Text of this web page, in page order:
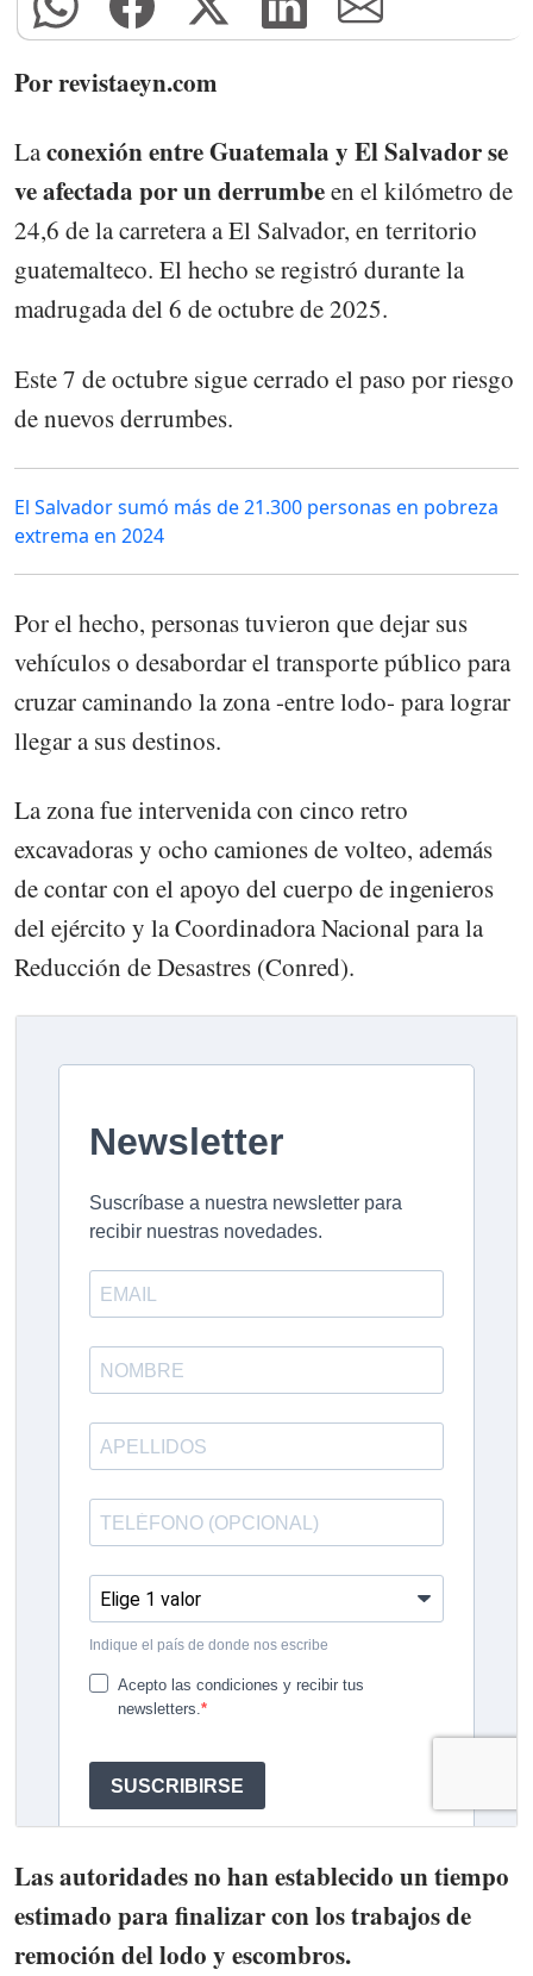
Por revistaeyn.com
Laconexión entre Guatemala y El Salvador se
ve afectada por un derrumbeen el kilómetro de
24,6 de la carretera a El Salvador, en territorio
guatemalteco. El hecho se registró durante la
madrugada del 6 de octubre de 2025.
Este 7 de octubre sigue cerrado el paso por riesgo
de nuevos derrumbes.
El Salvador sumó más de 21.300 personas en pobreza
extrema en 2024
Por el hecho, personas tuvieron que dejar sus
vehículos o desabordar el transporte público para
cruzar caminando la zona -entre lodo- para lograr
llegar a sus destinos.
La zona fue intervenida con cinco retro
excavadoras y ocho camiones de volteo, además
de contar con el apoyo del cuerpo de ingenieros
del ejército y la Coordinadora Nacional para la
Reducción de Desastres (Conred).
Las autoridades no han establecido un tiempo
estimado para finalizar con los trabajos de
remoción del lodo y escombros.